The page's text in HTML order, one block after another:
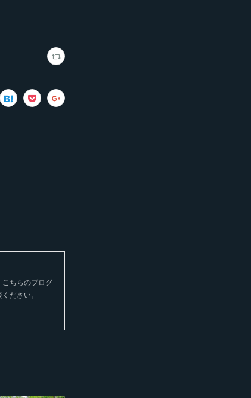
ちらのブログ
ださい。